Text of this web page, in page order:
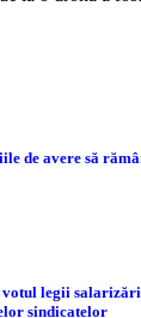
de avere să
votul legii
sindicatelor